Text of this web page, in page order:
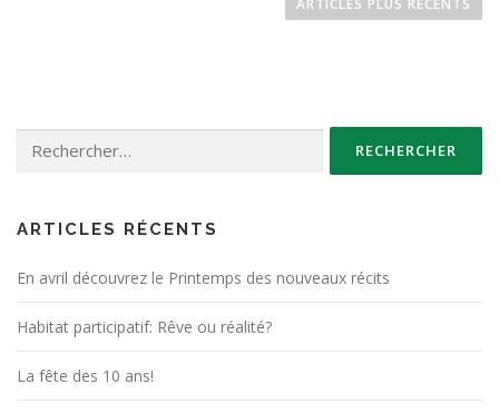
n
e
s
r
ARTICLES PLUS RÉCENTS
ARTICLES RÉCENTS
En avril découvrez le Printemps des nouveaux récits
Habitat participatif: Rêve ou réalité?
La fête des 10 ans!